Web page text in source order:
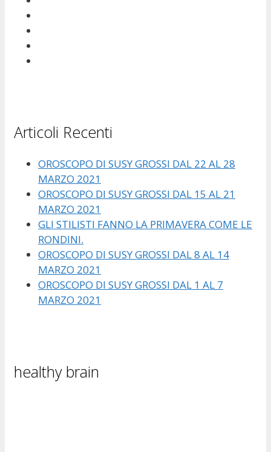
Articoli Recenti
OROSCOPO DI SUSY GROSSI DAL 22 AL 28
MARZO 2021
OROSCOPO DI SUSY GROSSI DAL 15 AL 21
MARZO 2021
GLI STILISTI FANNO LA PRIMAVERA COME LE
RONDINI.
OROSCOPO DI SUSY GROSSI DAL 8 AL 14
MARZO 2021
OROSCOPO DI SUSY GROSSI DAL 1 AL 7
MARZO 2021
healthy brain